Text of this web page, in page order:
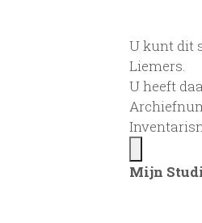
U kunt dit
Liemers.
U heeft
Mijn